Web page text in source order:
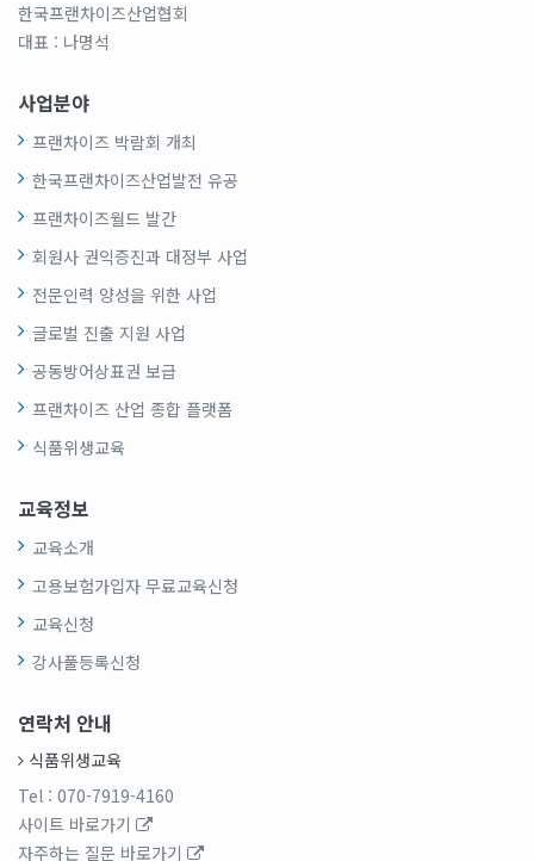
한국프랜차이즈산업협회
대표 : 나명석
사업분야
프랜차이즈 박람회 개최
한국프랜차이즈산업발전 유공
프랜차이즈월드 발간
회원사 권익증진과 대정부 사업
전문인력 양성을 위한 사업
글로벌 진출 지원 사업
공동방어상표권 보급
프랜차이즈 산업 종합 플랫폼
식품위생교육
교육정보
교육소개
고용보험가입자 무료교육신청
교육신청
강사풀등록신청
연락처 안내
식품위생교육
Tel : 070-7919-4160
사이트 바로가기
자주하는 질문 바로가기